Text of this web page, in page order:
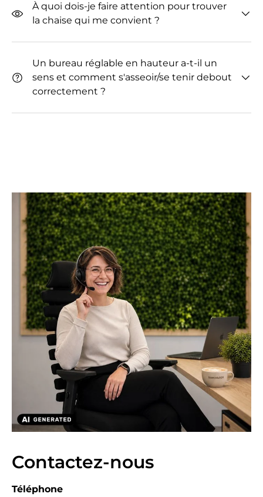
À quoi dois-je faire attention pour trouver
la chaise qui me convient ?
Un bureau réglable en hauteur a-t-il un
sens et comment s'asseoir/se tenir debout
correctement ?
Contactez-nous
Téléphone